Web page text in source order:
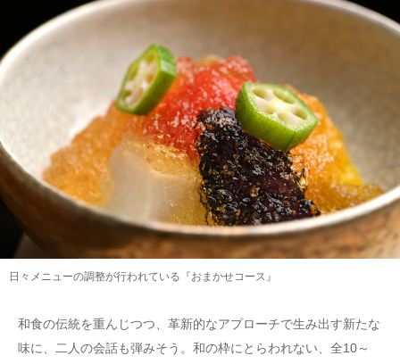
日々メニューの調整が行われている『おまかせコース』
和食の伝統を重んじつつ、革新的なアプローチで生み出す新たな
味に、二人の会話も弾みそう。和の枠にとらわれない、全10～